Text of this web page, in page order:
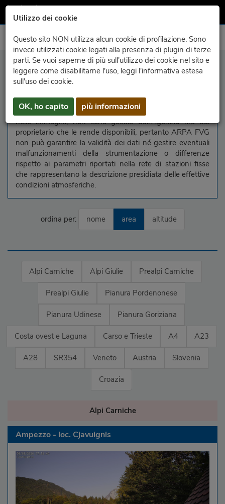
Utilizzo dei cookie
Questo sito NON utilizza alcun cookie di profilazione. Sono
invece utilizzati cookie legati alla presenza di plugin di terze
parti. Se vuoi saperne di più sull'utilizzo dei cookie nel sito e
leggere come disabilitarne l'uso, leggi l'informativa estesa
sull'uso dei cookie.
OK, ho capito più informazioni
information
webcam liberamente disponibili in rete. Le webcam, come
le informazioni relative ai parametri meteorologici riportati
nelle immagini, non sono gestite dall'Agenzia ma dal
proprietario che le rende disponibili, pertanto ARPA FVG
non può garantire la validità dei dati né gestire eventuali
malfunzionamenti della strumentazione o differenze
rispetto ai parametri riportati nella rete di stazioni fisse
che rappresentano la descrizione presidiata delle effettive
condizioni atmosferiche.
ordina per: nome area altitude
Alpi Carniche Alpi Giulie Prealpi Carniche
Prealpi Giulie Pianura Pordenonese
Pianura Udinese Pianura Goriziana
Costa ovest e Laguna Carso e Trieste A4 A23
A28 SR354 Veneto Austria Slovenia
Croazia
Alpi Carniche
Ampezzo - loc. Cjavuignis